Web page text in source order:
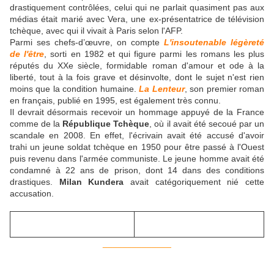
drastiquement contrôlées, celui qui ne parlait quasiment pas aux
médias était marié avec Vera, une ex-présentatrice de télévision
tchèque, avec qui il vivait à Paris selon l'AFP.
Parmi ses chefs-d’œuvre, on compte L'insoutenable légèreté
de l'être , sorti en 1982 et qui figure parmi les romans les plus
réputés du XXe siècle, formidable roman d'amour et ode à la
liberté, tout à la fois grave et désinvolte, dont le sujet n'est rien
moins que la condition humaine.La Lenteur, son premier roman
en français, publié en 1995, est également très connu.
Il devrait désormais recevoir un hommage appuyé de la France
comme de la République Tchèque , où il avait été secoué par un
scandale en 2008. En effet, l'écrivain avait été accusé d'avoir
trahi un jeune soldat tchèque en 1950 pour être passé à l'Ouest
puis revenu dans l'armée communiste. Le jeune homme avait été
condamné à 22 ans de prison, dont 14 dans des conditions
drastiques. Milan Kundera avait catégoriquement nié cette
accusation.